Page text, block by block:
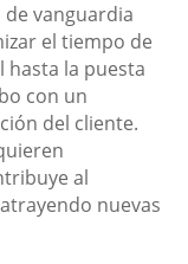
vanguardia
el tiempo de
hasta la puesta
con un
del cliente.
al
nuevas